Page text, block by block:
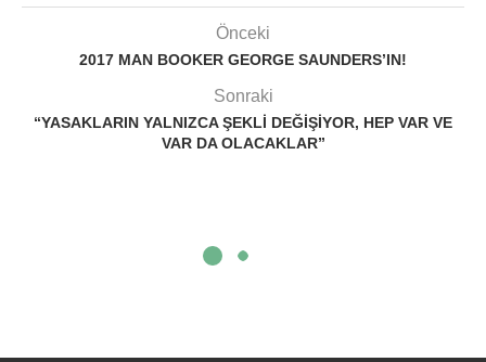
Önceki
2017 MAN BOOKER GEORGE SAUNDERS’IN!
Sonraki
“YASAKLARIN YALNIZCA ŞEKLI DEĞIŞIYOR, HEP VAR VE
VAR DA OLACAKLAR”